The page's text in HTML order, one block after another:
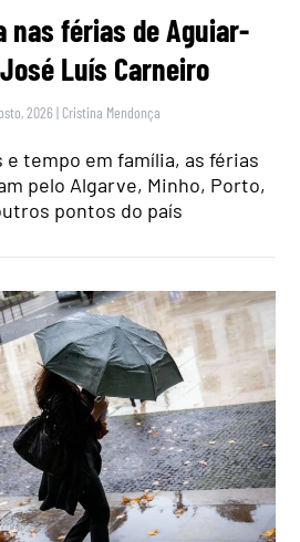
nas férias de Aguiar-
Luís Carneiro
2026 | Cristina Mendonça
tempo em família, as férias
pelo Algarve, Minho, Porto,
pontos do país